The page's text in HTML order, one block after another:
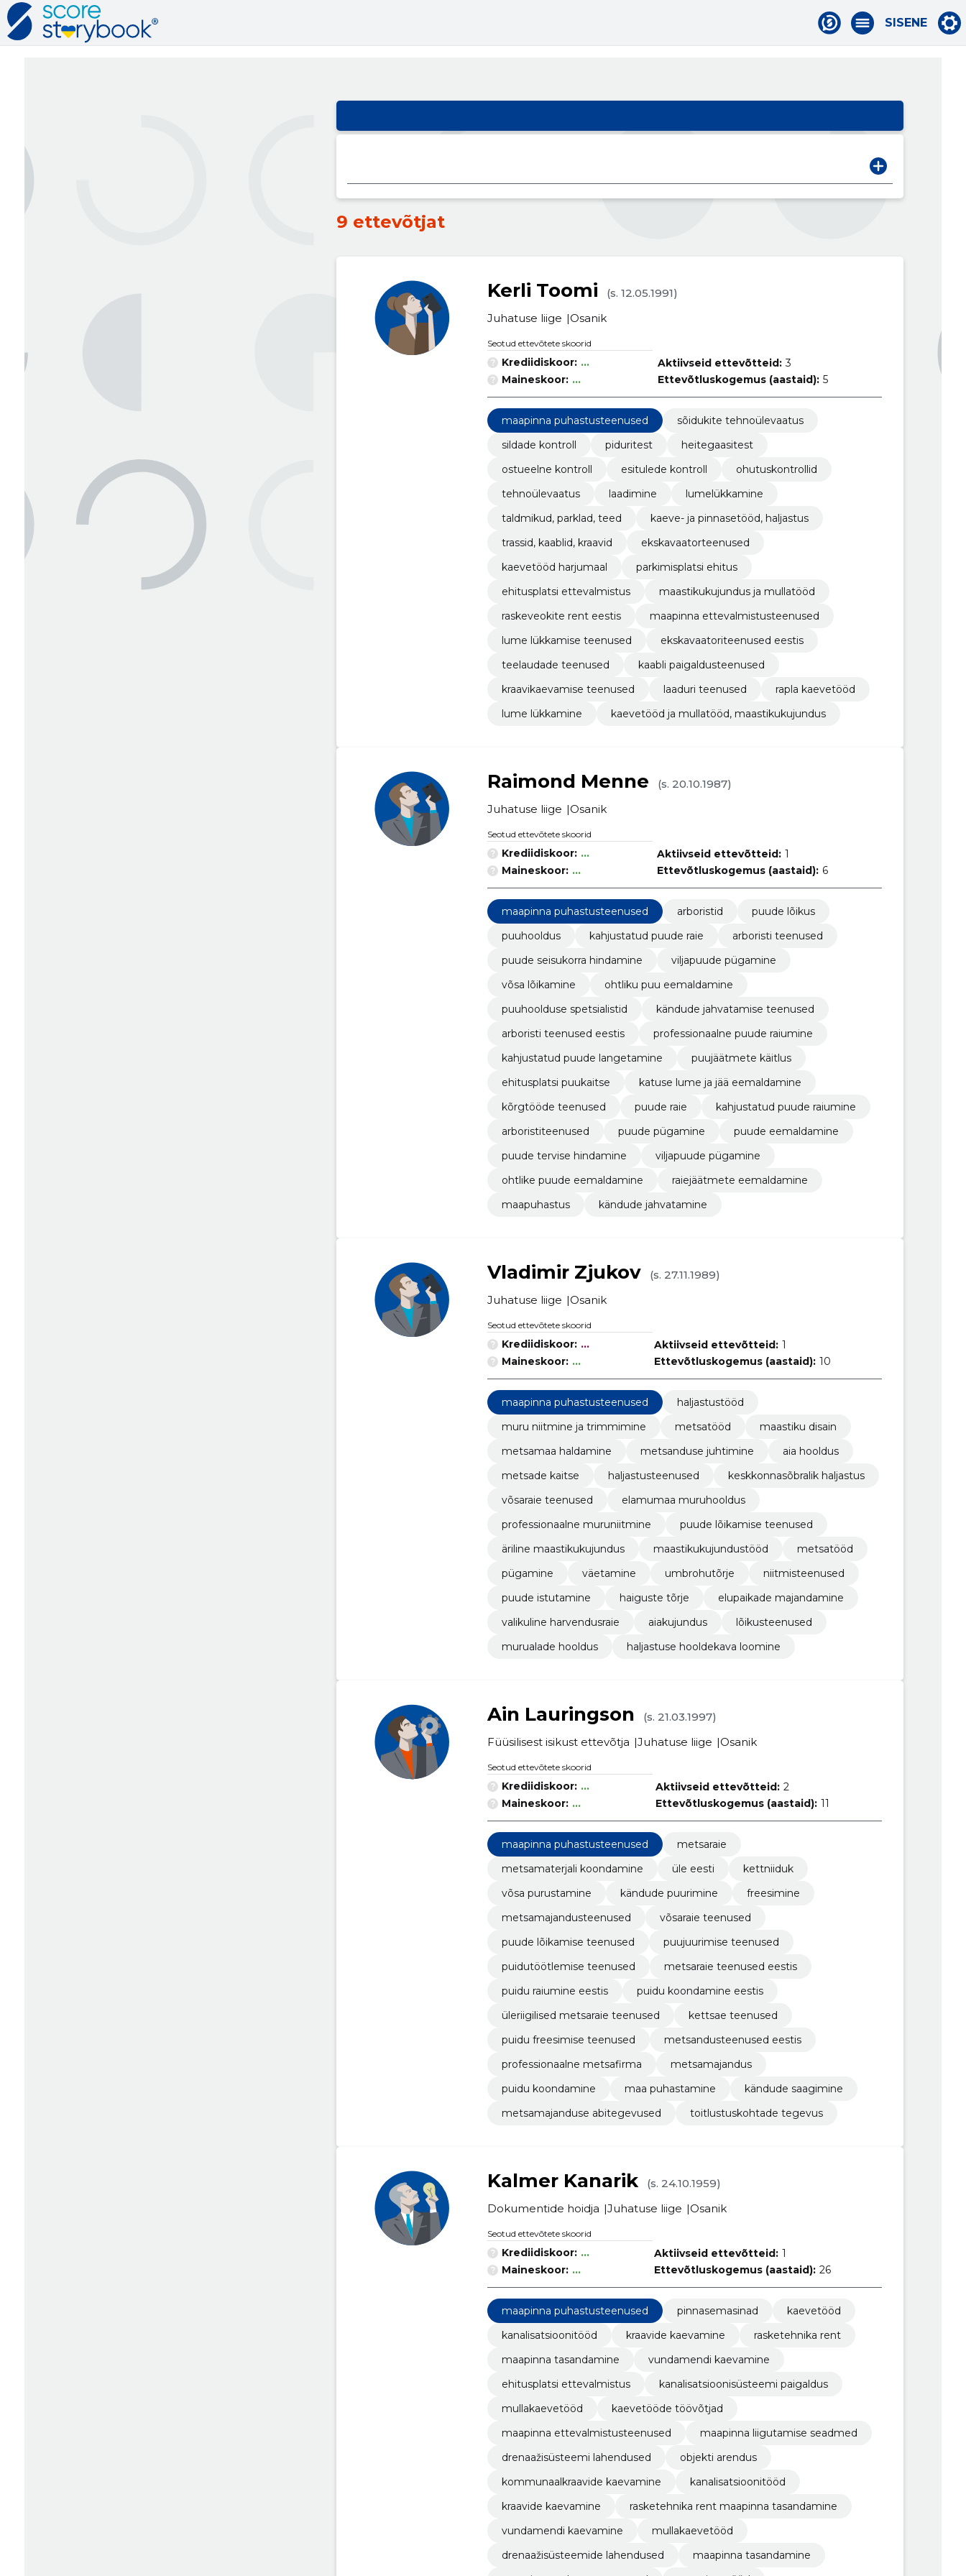
SISENE
9 ettevõtjat
Kerli Toomi
(s. 12.05.1991)
Juhatuse liige
Osanik
Seotud ettevõtete skoorid
Krediidiskoor: ...
Maineskoor: ...
Aktiivseid ettevõtteid: 3
Ettevõtluskogemus (aastaid): 5
maapinna puhastusteenused
sõidukite tehnoülevaatus
sildade kontroll
piduritest
heitegaasitest
ostueelne kontroll
esitulede kontroll
ohutuskontrollid
tehnoülevaatus
laadimine
lumelükkamine
taldmikud, parklad, teed
kaeve- ja pinnasetööd, haljastus
trassid, kaablid, kraavid
ekskavaatorteenused
kaevetööd harjumaal
parkimisplatsi ehitus
ehitusplatsi ettevalmistus
maastikukujundus ja mullatööd
raskeveokite rent eestis
maapinna ettevalmistusteenused
lume lükkamise teenused
ekskavaatoriteenused eestis
teelaudade teenused
kaabli paigaldusteenused
kraavikaevamise teenused
laaduri teenused
rapla kaevetööd
lume lükkamine
kaevetööd ja mullatööd, maastikukujundus
Raimond Menne
(s. 20.10.1987)
Juhatuse liige
Osanik
Seotud ettevõtete skoorid
Krediidiskoor: ...
Maineskoor: ...
Aktiivseid ettevõtteid: 1
Ettevõtluskogemus (aastaid): 6
maapinna puhastusteenused arboristid
puude lõikus
puuhooldus
kahjustatud puude raie
arboristi teenused
puude seisukorra hindamine
viljapuude pügamine
võsa lõikamine
ohtliku puu eemaldamine
puuhoolduse spetsialistid
kändude jahvatamise teenused
arboristi teenused eestis
professionaalne puude raiumine
kahjustatud puude langetamine
puujäätmete käitlus
ehitusplatsi puukaitse
katuse lume ja jää eemaldamine
kõrgtööde teenused
puude raie
kahjustatud puude raiumine
arboristiteenused
puude pügamine
puude eemaldamine
puude tervise hindamine
viljapuude pügamine
ohtlike puude eemaldamine
raiejäätmete eemaldamine
maapuhastus
kändude jahvatamine
Vladimir Zjukov
(s. 27.11.1989)
Juhatuse liige
Osanik
Seotud ettevõtete skoorid
Krediidiskoor: ...
Maineskoor: ...
Aktiivseid ettevõtteid: 1
Ettevõtluskogemus (aastaid): 10
maapinna puhastusteenused
haljastustööd
muru niitmine ja trimmimine
metsatööd
maastiku disain
metsamaa haldamine
metsanduse juhtimine
aia hooldus
metsade kaitse
haljastusteenused
keskkonnasõbralik haljastus
võsaraie teenused
elamumaa muruhooldus
professionaalne muruniitmine
puude lõikamise teenused
äriline maastikukujundus
maastikukujundustööd
metsatööd
pügamine
väetamine umbrohutõrje
niitmisteenused
puude istutamine
haiguste tõrje
elupaikade majandamine
valikuline harvendusraie
aiakujundus
lõikusteenused
murualade hooldus
haljastuse hooldekava loomine
Ain Lauringson
(s. 21.03.1997)
Füüsilisest isikust ettevõtja
Juhatuse liige Osanik
Seotud ettevõtete skoorid
Krediidiskoor: ...
Maineskoor: ...
Aktiivseid ettevõtteid: 2
Ettevõtluskogemus (aastaid): 11
maapinna puhastusteenused
metsaraie
metsamaterjali koondamine
üle eesti
kettniiduk
võsa purustamine
kändude puurimine
freesimine
metsamajandusteenused
võsaraie teenused
puude lõikamise teenused
puujuurimise teenused
puidutöötlemise teenused
metsaraie teenused eestis
puidu raiumine eestis
puidu koondamine eestis
üleriigilised metsaraie teenused
kettsae teenused
puidu freesimise teenused
metsandusteenused eestis
professionaalne metsafirma
metsamajandus
puidu koondamine
maa puhastamine
kändude saagimine
metsamajanduse abitegevused
toitlustuskohtade tegevus
Kalmer Kanarik
(s. 24.10.1959)
Dokumentide hoidja
Juhatuse liige Osanik
Seotud ettevõtete skoorid
Krediidiskoor: ...
Maineskoor: ...
Aktiivseid ettevõtteid: 1
Ettevõtluskogemus (aastaid): 26
maapinna puhastusteenused pinnasemasinad
kaevetööd
kanalisatsioonitööd
kraavide kaevamine
rasketehnika rent
maapinna tasandamine
vundamendi kaevamine
ehitusplatsi ettevalmistus
kanalisatsioonisüsteemi paigaldus
mullakaevetööd
kaevetööde töövõtjad
maapinna ettevalmistusteenused
maapinna liigutamise seadmed
drenaažisüsteemi lahendused
objekti arendus
kommunaalkraavide kaevamine
kanalisatsioonitööd
kraavide kaevamine
rasketehnika rent maapinna tasandamine
vundamendi kaevamine
mullakaevetööd
drenaažisüsteemide lahendused
maapinna tasandamine